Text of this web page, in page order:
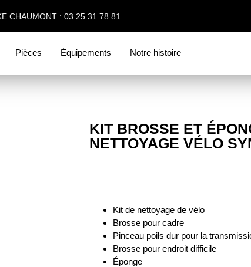
CHAUMONT : 03.25.31.78.81
Pièces Équipements Notre histoire
KIT BROSSE ET
NETTOYAGE VÉLO
Kit de nettoyage de vélo
Brosse pour cadre
Pinceau poils dur pour la
Brosse pour endroit difficile
Éponge